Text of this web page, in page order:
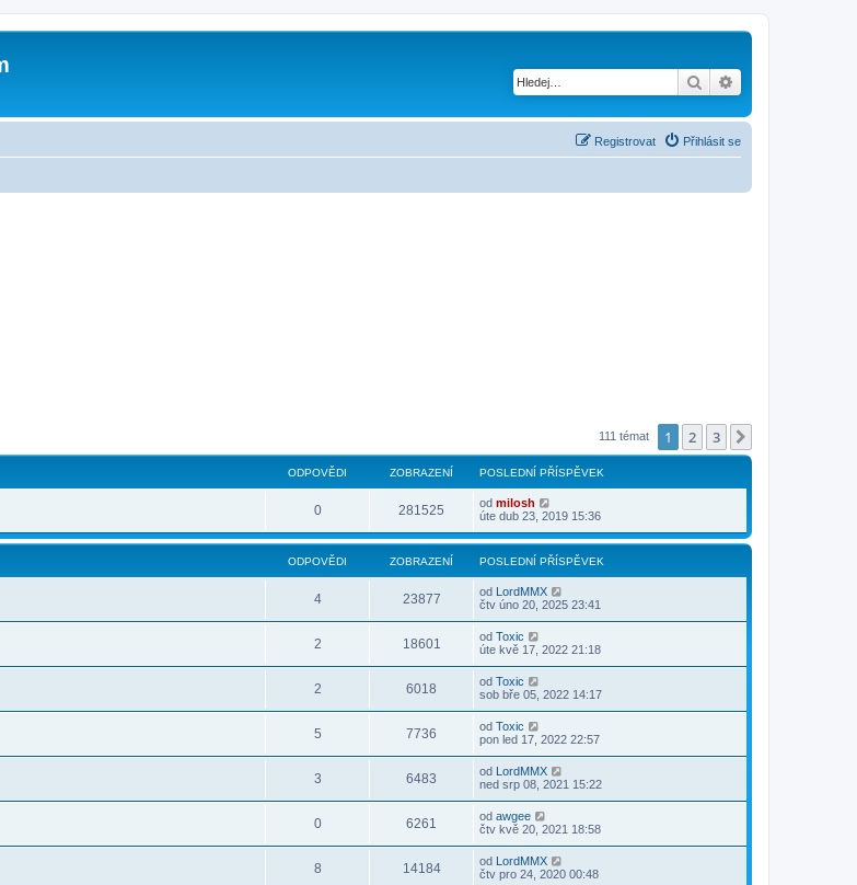
Hledat
Přihlásit se
Registrovat
111 témat 1 2 3
ODPOVĚDI ZOBRAZENÍ POSLEDNÍ PŘÍSPĚVEK
0 281525 od milosh
úte dub 23, 2019 15:36
ODPOVĚDI ZOBRAZENÍ POSLEDNÍ PŘÍSPĚVEK
4 23877 od LordMMX
čtv úno 20, 2025 23:41
2 18601 od Toxic
úte kvě 17, 2022 21:18
2 6018 od Toxic
sob bře 05, 2022 14:17
5 7736 od Toxic
pon led 17, 2022 22:57
3 6483 od LordMMX
ned srp 08, 2021 15:22
0 6261 od awgee
čtv kvě 20, 2021 18:58
8 14184 od LordMMX
čtv pro 24, 2020 00:48